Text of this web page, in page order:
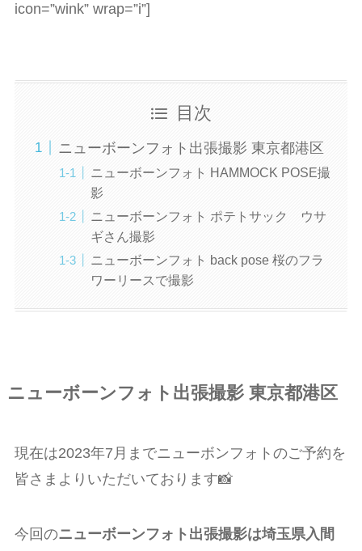
icon=”wink” wrap=”i”]
目次
ニューボーンフォト出張撮影 東京都港区
ニューボーンフォト HAMMOCK POSE撮
影
ニューボーンフォト ポテトサック ウサ
ギさん撮影
ニューボーンフォト back pose 桜のフラ
ワーリースで撮影
ニューボーンフォト出張撮影 東京都港区
現在は2023年7月までニューボンフォトのご予約を
皆さまよりいただいております📸
今回のニューボーンフォト出張撮影は埼玉県入間